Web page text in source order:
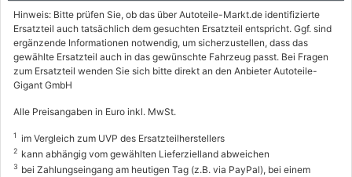
Hinweis: Bitte prüfen Sie, ob das über Autoteile-Markt.de identifizierte
Ersatzteil auch tatsächlich dem gesuchten Ersatzteil entspricht. Ggf. sind
ergänzende Informationen notwendig, um sicherzustellen, dass das
gewählte Ersatzteil auch in das gewünschte Fahrzeug passt. Bei Fragen
zum Ersatzteil wenden Sie sich bitte direkt an den Anbieter Autoteile-
Gigant GmbH
Alle Preisangaben in Euro inkl. MwSt.
1 im Vergleich zum UVP des Ersatzteilherstellers
2 kann abhängig vom gewählten Lieferzielland abweichen
3 bei Zahlungseingang am heutigen Tag (z.B. via PayPal), bei einem